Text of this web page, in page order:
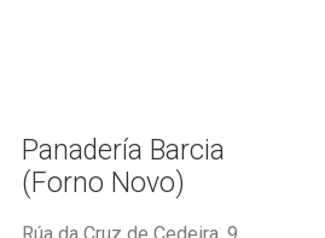
Panadería Barcia
(Forno Novo)